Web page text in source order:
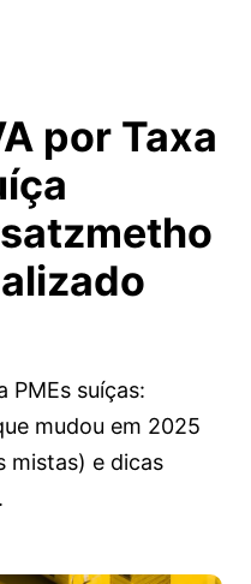
por Taxa
PMEs suíças:
mudou em 2025
mistas) e dicas